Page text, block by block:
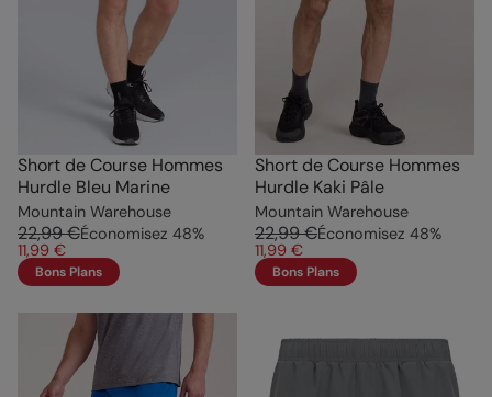
Short de Course Hommes
Hurdle Bleu Marine
Mountain Warehouse
22,99 €Économisez 48%
11,99 €
Bons Plans
Short de Course Hommes
Hurdle Kaki Pâle
Mountain Warehouse
22,99 €Économisez 48%
11,99 €
Bons Plans